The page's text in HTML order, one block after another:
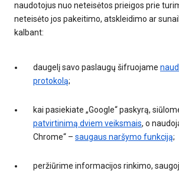
naudotojus nuo neteisėtos prieigos prie
neteisėto jos pakeitimo, atskleidimo ar
kalbant:
daugelį savo paslaugų šifruojame
protokolą;
kai pasiekiate „Google“ paskyrą,
patvirtinimą dviem veiksmais, o
Chrome“ – saugaus naršymo funkciją;
peržiūrime informacijos rinkimo,